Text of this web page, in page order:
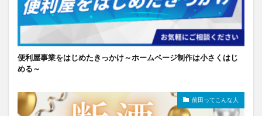
便利屋事業をはじめたきっかけ～ホームページ制作は小さくはじ
める～
前田ってこんな人